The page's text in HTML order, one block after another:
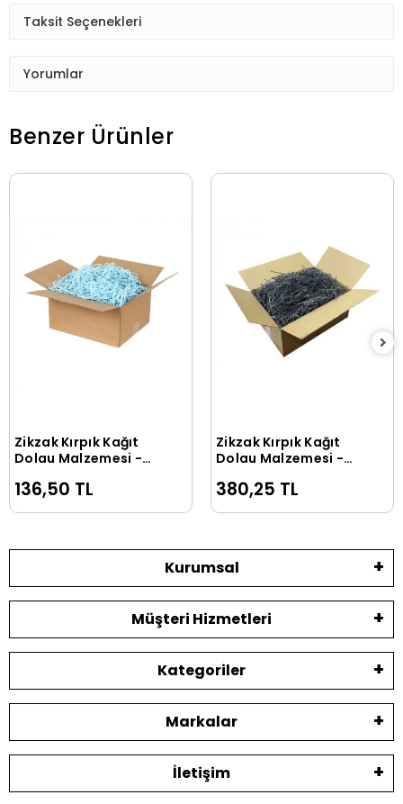
Taksit Seçenekleri
Yorumlar
Benzer Ürünler
Sepete Ekle
Zikzak Kırpık Kağıt
Dolgu Malzemesi -
136,50 TL
Sepete Ekle
Zikzak Kırpık Kağıt
Dolgu Malzemesi -
380,25 TL
Kurumsal
Müşteri Hizmetleri
Kategoriler
Markalar
İletişim